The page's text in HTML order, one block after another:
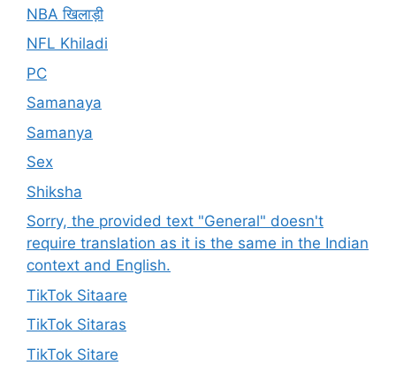
NBA खिलाड़ी
NFL Khiladi
PC
Samanaya
Samanya
Sex
Shiksha
Sorry, the provided text "General" doesn't
require translation as it is the same in the Indian
context and English.
TikTok Sitaare
TikTok Sitaras
TikTok Sitare